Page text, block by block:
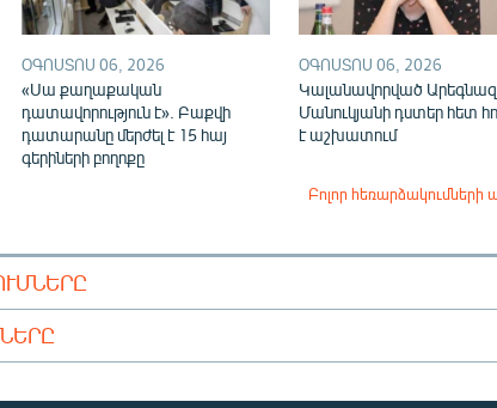
ՕԳՈՍՏՈՍ 06, 2026
«Սա քաղաքական
դատավորություն է». Բաքվի
դատարանը մերժել է 15 հայ
գերիների բողոքը
ՕԳՈՍՏՈՍ 06, 2026
Կալանավորված Արեգնազ
Մանուկյանի դստեր հետ
է աշխատում
Բոլոր հեռարձակումների